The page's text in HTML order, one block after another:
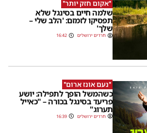
''אקום חזק יותר''
שלמה חיים בסינגל שלא
תפסיקו לזמזם: 'הלב שלי –
שלך'
חרדים ירושלים 16:42
''נעם אונז ארום''
כשהמשל הופך לתפילה: יושע
פריעד בסינגל בכורה – "כאייל
תערוג"
חרדים ירושלים 16:39